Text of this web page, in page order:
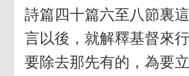
詩篇四十篇六至八節裏
言以後，就解釋基督來
要除去那先有的，為要